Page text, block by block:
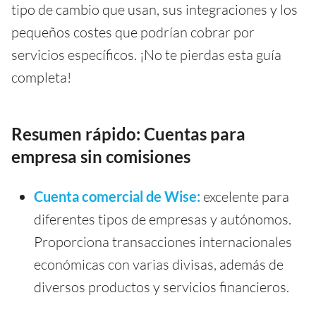
tipo de cambio que usan, sus integraciones y los
pequeños costes que podrían cobrar por
servicios específicos. ¡No te pierdas esta guía
completa!
Resumen rápido: Cuentas para
empresa sin comisiones
Cuenta comercial de Wise: excelente para
diferentes tipos de empresas y autónomos.
Proporciona transacciones internacionales
económicas con varias divisas, además de
diversos productos y servicios financieros.